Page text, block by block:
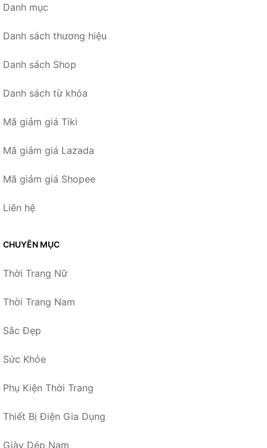
Danh mục
Danh sách thương hiệu
Danh sách Shop
Danh sách từ khóa
Mã giảm giá Tiki
Mã giảm giá Lazada
Mã giảm giá Shopee
Liên hệ
CHUYÊN MỤC
Thời Trang Nữ
Thời Trang Nam
Sắc Đẹp
Sức Khỏe
Phụ Kiện Thời Trang
Thiết Bị Điện Gia Dụng
Giày Dép Nam